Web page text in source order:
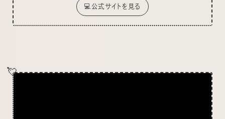
💻公式サイトを見る
💘